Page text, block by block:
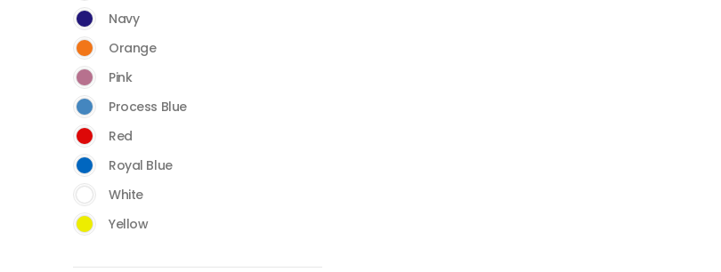
Navy
Orange
Pink
Process Blue
Red
Royal Blue
White
Yellow